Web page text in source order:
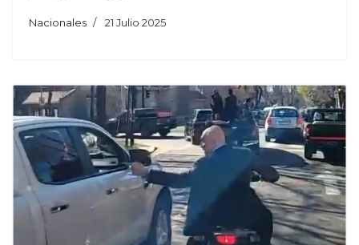
Nacionales 21 Julio 2025